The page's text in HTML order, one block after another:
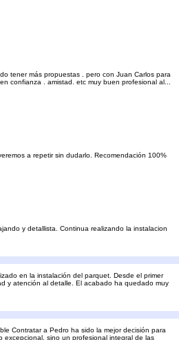
tener más propuestas . pero con Juan Carlos para
confianza . amistad. etc muy buen profesional al...
a repetir sin dudarlo. Recomendación 100%
y detallista. Continua realizando la instalacion
en la instalación del parquet. Desde el primer
y atención al detalle. El acabado ha quedado muy
Contratar a Pedro ha sido la mejor decisión para
excepcional, sino un profesional integral de las